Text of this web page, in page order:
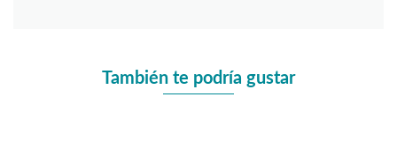
También te podría gustar